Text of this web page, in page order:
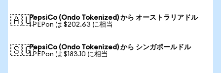
🇦🇺PepsiCo (Ondo Tokenized) から オーストラリアドル
1 PEPon は $202.63 に相当
🇸🇬PepsiCo (Ondo Tokenized) から シンガポールドル
1 PEPon は $183.10 に相当